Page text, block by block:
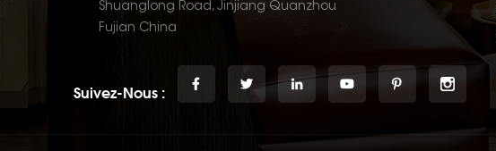
Shuanglong Road, Jinjiang Quanzhou
Fujian China
Suivez-Nous :